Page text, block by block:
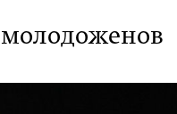
молодоженов